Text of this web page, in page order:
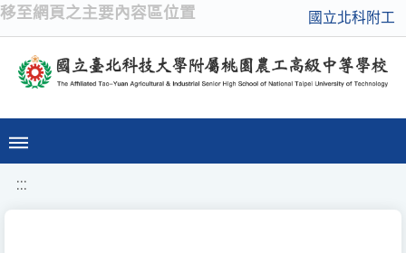
移至網頁之主要內容區位置 國立北科附工
:::